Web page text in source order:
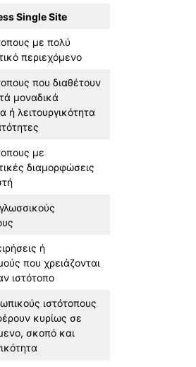
Single Site
με πολύ
περιεχόμενο
που διαθέτουν
μοναδικά
ή λειτουργικότητα
με
διαμορφώσεις
ή
που χρειάζονται
ιστότοπο
ιστότοπους
κυρίως σε
σκοπό και